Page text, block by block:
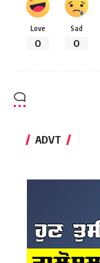
Love
0
Sad
0
ADVT